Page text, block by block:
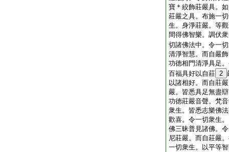
寶＊絞飾莊嚴具。
莊嚴之具。布施一
生。身淨莊嚴。等
間得佛智樂。調伏
切諸佛法中。令一
清淨智慧。而自嚴
功徳相門清淨具足
百福具好以自莊 2
以諸相好。而自莊
嚴。皆悉具足無盡
功徳莊嚴音聲。梵
衆生。皆悉志樂佛
歡喜。令一切衆生
佛三昧普見諸佛。
尼莊嚴。而自莊嚴
一切衆生。以平等